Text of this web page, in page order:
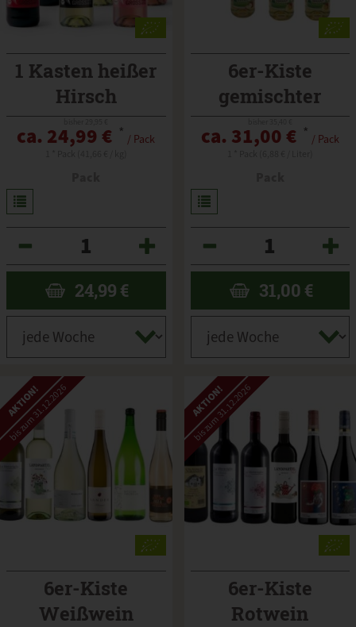
1 Kasten heißer
Hirsch
ca. 24,99 € * / Pack
24,99 €
6er-Kiste
gemischter
Secco
alkoholfrei
ca. 31,00 € * / Pack
31,00 €
AKTION!
bis zum 31.12.2026
6er-Kiste
Weißwein
AKTION!
bis zum 31.12.2026
6er-Kiste
Rotwein